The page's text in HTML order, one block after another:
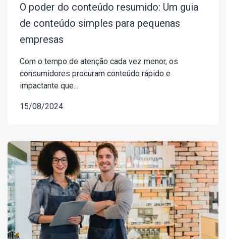
O poder do conteúdo resumido: Um guia
de conteúdo simples para pequenas
empresas
Com o tempo de atenção cada vez menor, os
consumidores procuram conteúdo rápido e
impactante que...
15/08/2024